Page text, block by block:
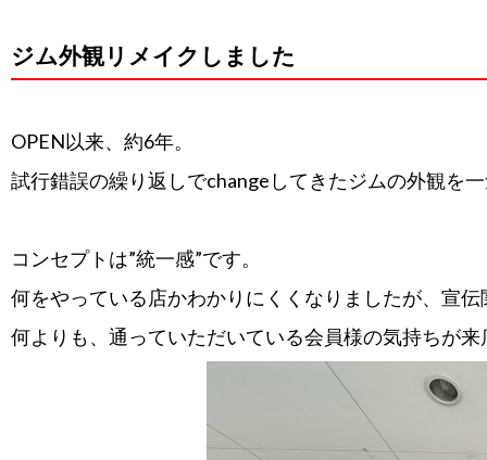
ジム外観リメイクしました
OPEN以来、約6年。
試行錯誤の繰り返しでchangeしてきたジムの外観を
コンセプトは”統一感”です。
何をやっている店かわかりにくくなりましたが、宣
何よりも、通っていただいている会員様の気持ちが